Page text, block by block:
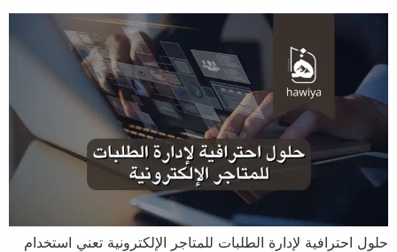
حلول احترافية لإدارة الطلبات للمتاجر الإلكترونية تعني استخدام